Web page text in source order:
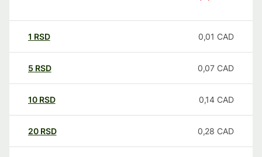
1 RSD 0,01 CAD
5 RSD 0,07 CAD
10 RSD 0,14 CAD
20 RSD 0,28 CAD